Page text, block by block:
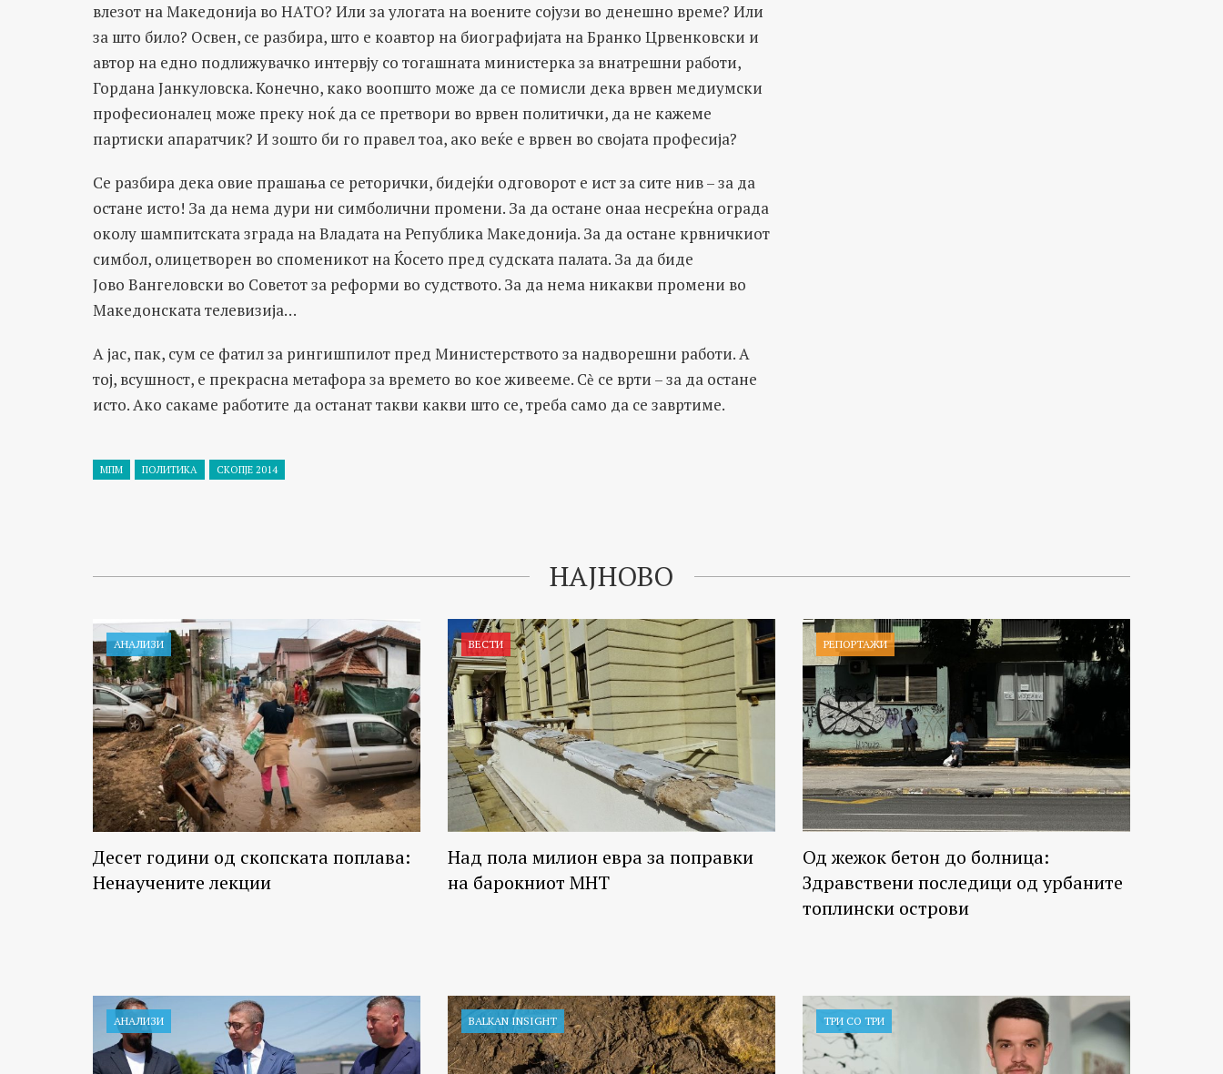
влезот на Македонија во НАТО? Или за улогата на воените сојузи во денешно време? Или
за што било? Освен, се разбира, што е коавтор на биографијата на Бранко Црвенковски и
автор на едно подлижувачко интервју со тогашната министерка за внатрешни работи,
Гордана Јанкуловска. Конечно, како воопшто може да се помисли дека врвен медиумски
професионалец може преку ноќ да се претвори во врвен политички, да не кажеме
партиски апаратчик? И зошто би го правел тоа, ако веќе е врвен во својата професија?
Се разбира дека овие прашања се реторички, бидејќи одговорот е ист за сите нив – за да
остане исто! За да нема дури ни симболични промени. За да остане онаа несреќна ограда
околу шампитската зграда на Владата на Република Македонија. За да остане крвничкиот
симбол, олицетворен во споменикот на Ќосето пред судската палата. За да биде
Јово Вангеловски во Советот за реформи во судството. За да нема никакви промени во
Македонската телевизија…
А јас, пак, сум се фатил за рингишпилот пред Министерството за надворешни работи. А
тој, всушност, е прекрасна метафора за времето во кое живееме. Сѐ се врти – за да остане
исто. Ако сакаме работите да останат такви какви што се, треба само да се завртиме.
МПМ ПОЛИТИКА СКОПЈЕ 2014
НАЈНОВО
АНАЛИЗИ
Десет години од скопската поплава:
Ненаучените лекции
ВЕСТИ
Над пола милион евра за поправки
на барокниот МНТ
РЕПОРТАЖИ
Од жежок бетон до болница:
Здравствени последици од урбаните
топлински острови
АНАЛИЗИ BALKAN INSIGHT ТРИ СО ТРИ